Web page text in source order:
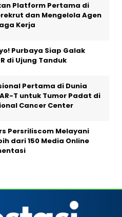
Platform Pertama di
dan Mengelola Agen
Kerja
Purbaya Siap Galak
di Ujung Tanduk
Pertama di Dunia
T untuk Tumor Padat di
Cancer Center
Persriliscom Melayani
dari 150 Media Online